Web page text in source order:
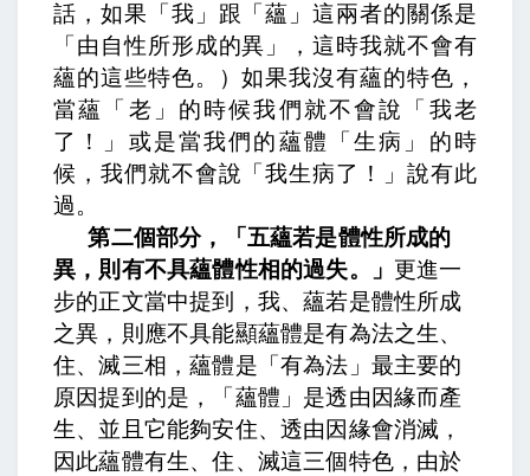
話，如果「我」跟「蘊」這兩者的關係是
「由自性所形成的異」，這時我就不會有
蘊的這些特色。）如果我沒有蘊的特色，
當蘊「老」的時候我們就不會說「我老
了！」或是當我們的蘊體「生病」的時
候，我們就不會說「我生病了！」 說有此
過。
第二個部分，「五蘊若是體性所成的
異，則有不具蘊體性相的過失。」 更進一
步的正文當中提到， 我、蘊若是體性所成
之異，則應不具能顯蘊體是有為法之生、
住、滅三相，蘊體是「有為法」最主要的
原因提到的是，「蘊體」是透由因緣而產
生、並且它能夠安住、透由因緣會消滅，
因此蘊體有生、住、滅這三個特色，由於